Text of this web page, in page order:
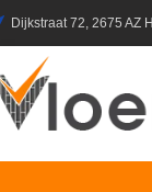
Dijkstraat 72, 2675 AZ